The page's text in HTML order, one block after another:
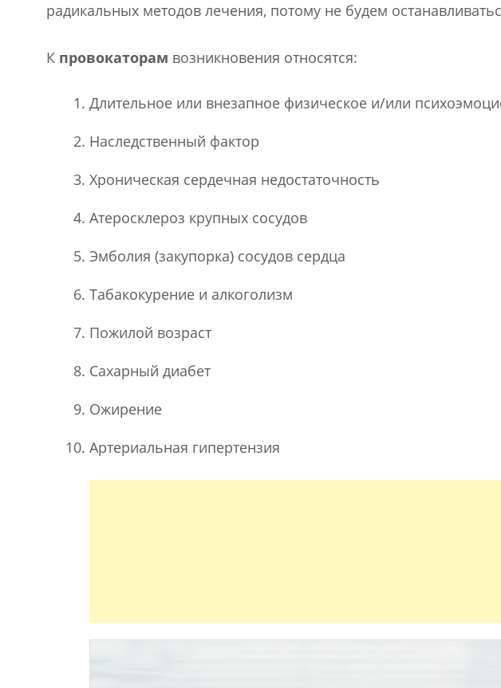
радикальных методов лечения, потому не будем
К провокаторам возникновения относятся:
Длительное или внезапное физическое и/или
Наследственный фактор
Хроническая сердечная недостаточность
Атеросклероз крупных сосудов
Эмболия (закупорка) сосудов сердца
Табакокурение и алкоголизм
Пожилой возраст
Сахарный диабет
Ожирение
Артериальная гипертензия